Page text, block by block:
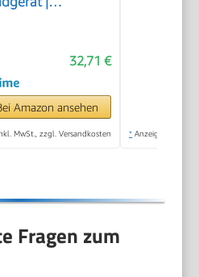
Tastatur | blau |
fürs Büro oder
32,71 €
Amazon ansehen
MwSt., zzgl. Versandkosten * Anzeige
Fragen zum